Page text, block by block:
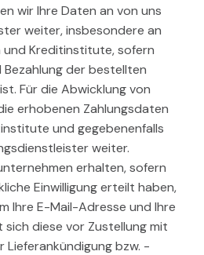
wir Ihre Daten an von uns
weiter, insbesondere an
Kreditinstitute, sofern
der bestellten
Für die Abwicklung von
erhobenen Zahlungsdaten
und gegebenenfalls
weiter.
erhalten, sofern
Einwilligung erteilt haben,
Ihre E-Mail-Adresse und Ihre
sich diese vor Zustellung mit
Lieferankündigung bzw. -